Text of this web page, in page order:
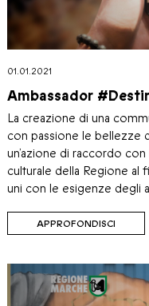
01.01.2021
Ambassador
La creazione di una
con passione le bellezze
un’azione di raccordo
culturale della Regione
uni con le esigenze degli
APPROFONDISCI